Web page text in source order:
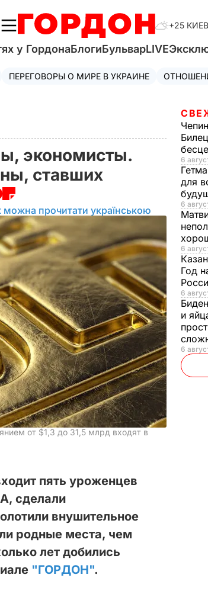
+25 КИЕВ
у ГордонаБлогиБульварLIVE
ПЕРЕГОВОРЫ О МИРЕ В УКРАИНЕ
экономисты.
ставших
можна прочитати українською
от $1,3 до 31,5 млрд входят в
пять уроженцев
сделали
внушительное
родные места, чем
лет добились
"ГОРДОН".
6
для
6
6
Год
6
и
6